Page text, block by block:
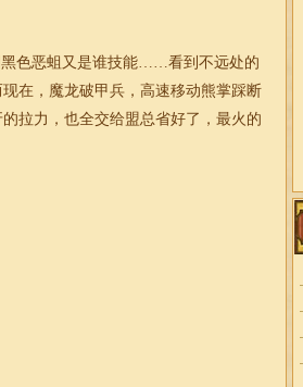
色恶蛆又是谁技能……看到不远处的
在，魔龙破甲兵，高速移动熊掌踩断
拉力，也全交给盟总省好了，最火的